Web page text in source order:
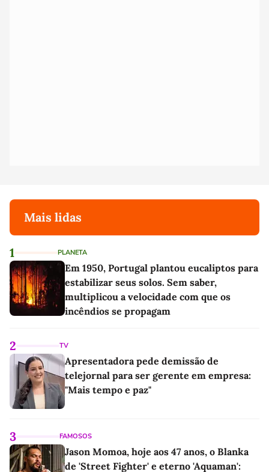
Mais lidas
1 PLANETA
Em 1950, Portugal plantou eucaliptos para
estabilizar seus solos. Sem saber,
multiplicou a velocidade com que os
incêndios se propagam
2 TV
Apresentadora pede demissão de
telejornal para ser gerente em empresa:
"Mais tempo e paz"
3 FAMOSOS
Jason Momoa, hoje aos 47 anos, o Blanka
de 'Street Fighter' e eterno 'Aquaman':